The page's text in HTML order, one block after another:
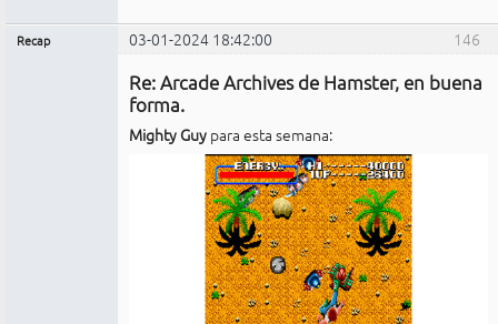
146
Recap 03-01-2024 18:42:00
Re: Arcade Archives de Hamster, en buena
forma.
Mighty Guy para esta semana: